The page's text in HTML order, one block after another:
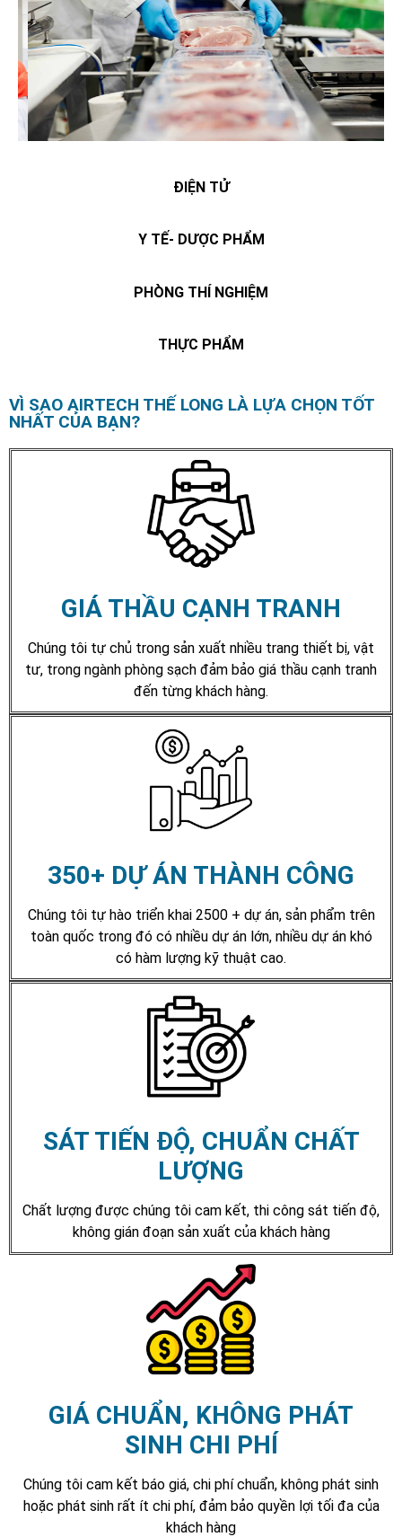
ĐIỆN TỬ
Y TẾ- DƯỢC PHẨM
PHÒNG THÍ NGHIỆM
THỰC PHẨM
VÌ SAO AIRTECH THẾ LONG LÀ LỰA CHỌN TỐT
NHẤT CỦA BẠN?
GIÁ THẦU CẠNH TRANH
Chúng tôi tự chủ trong sản xuất nhiều trang thiết bị, vật
tư, trong ngành phòng sạch đảm bảo giá thầu cạnh tranh
đến từng khách hàng.
350+ DỰ ÁN THÀNH CÔNG
Chúng tôi tự hào triển khai 2500 + dự án, sản phẩm trên
toàn quốc trong đó có nhiều dự án lớn, nhiều dự án khó
có hàm lượng kỹ thuật cao.
SÁT TIẾN ĐỘ, CHUẨN CHẤT
LƯỢNG
Chất lượng được chúng tôi cam kết, thi công sát tiến độ,
không gián đoạn sản xuất của khách hàng
GIÁ CHUẨN, KHÔNG PHÁT
SINH CHI PHÍ
Chúng tôi cam kết báo giá, chi phí chuẩn, không phát sinh
hoặc phát sinh rất ít chi phí, đảm bảo quyền lợi tối đa của
khách hàng